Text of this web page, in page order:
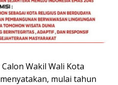
Calon Wakil Wali Kota
menyatakan, mulai tahun